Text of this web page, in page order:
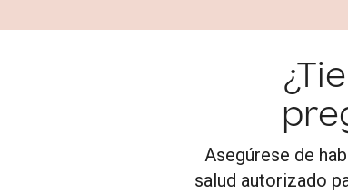
Asegúrese de
salud autorizado